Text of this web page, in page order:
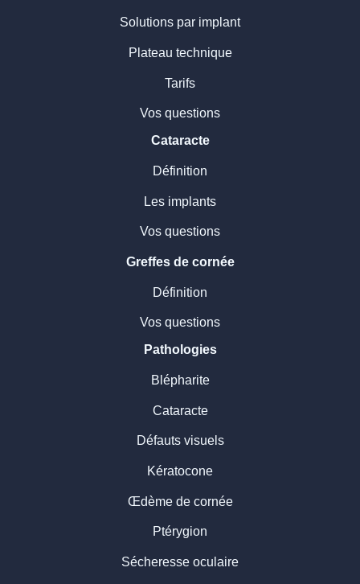
Solutions par implant
Plateau technique
Tarifs
Vos questions
Cataracte
Définition
Les implants
Vos questions
Greffes de cornée
Définition
Vos questions
Pathologies
Blépharite
Cataracte
Défauts visuels
Kératocone
Œdème de cornée
Ptérygion
Sécheresse oculaire